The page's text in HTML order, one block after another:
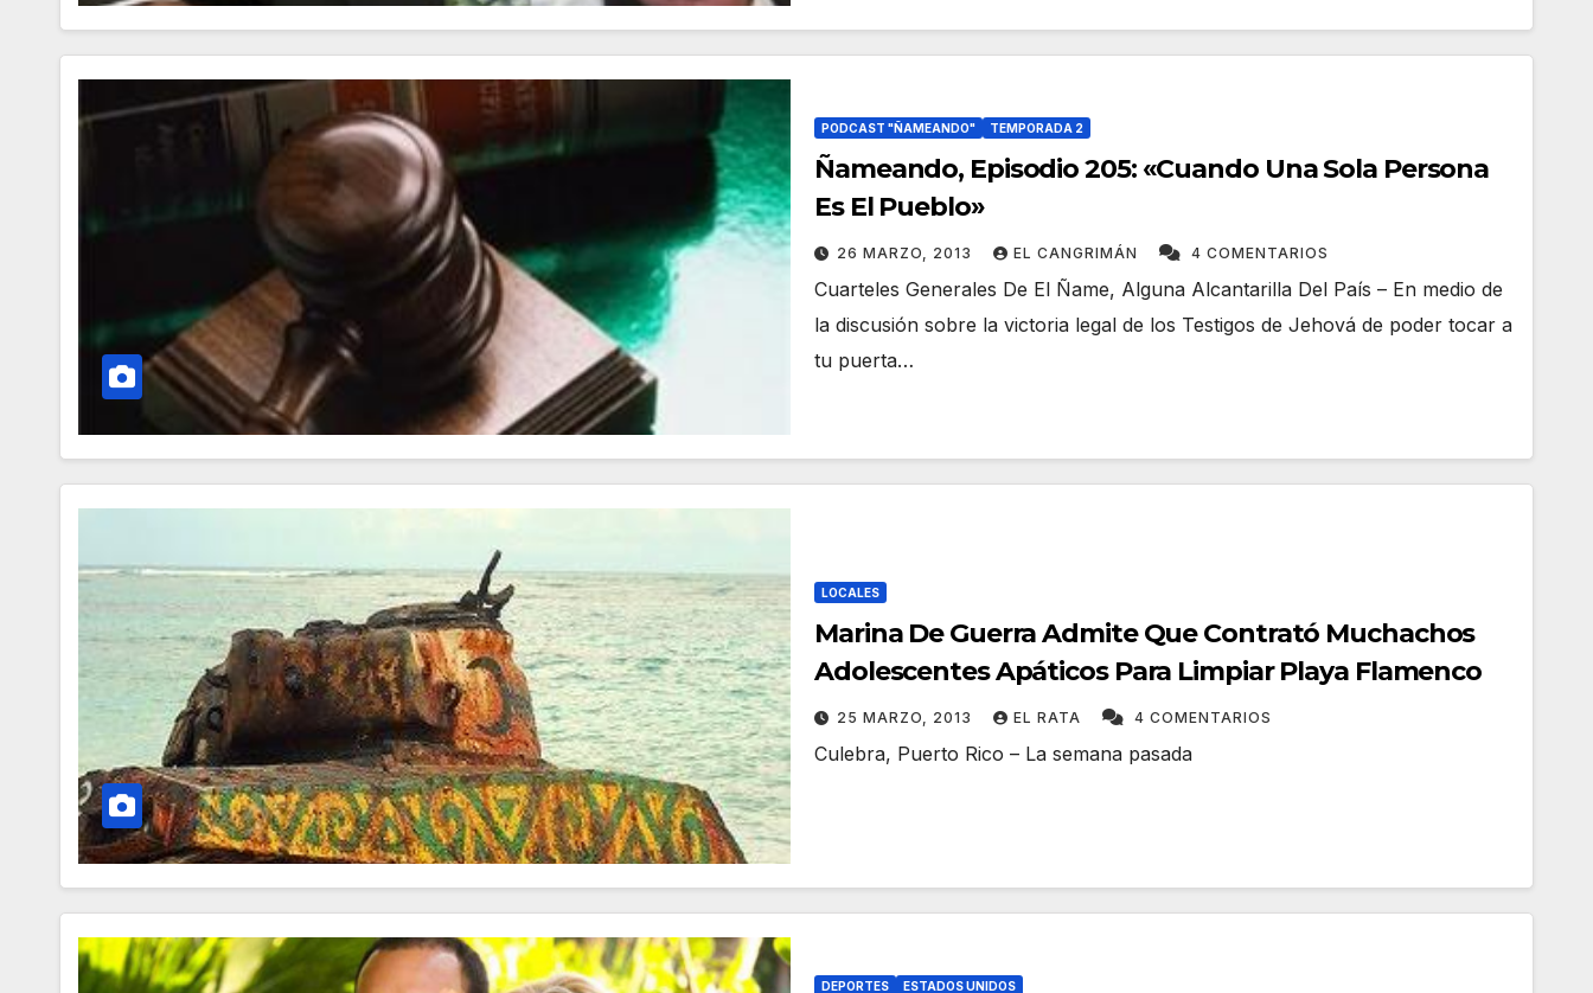
PODCAST "ÑAMEANDO" TEMPORADA 2
Ñameando, Episodio 205: «Cuando Una Sola Persona
Es El Pueblo»
26 MARZO, 2013 EL CANGRIMÁN 4 COMENTARIOS
Cuarteles Generales De El Ñame, Alguna Alcantarilla Del País – En medio de
la discusión sobre la victoria legal de los Testigos de Jehová de poder tocar a
tu puerta…
LOCALES
Marina De Guerra Admite Que Contrató Muchachos
Adolescentes Apáticos Para Limpiar Playa Flamenco
25 MARZO, 2013 EL RATA 4 COMENTARIOS
Culebra, Puerto Rico – La semana pasada
DEPORTES ESTADOS UNIDOS